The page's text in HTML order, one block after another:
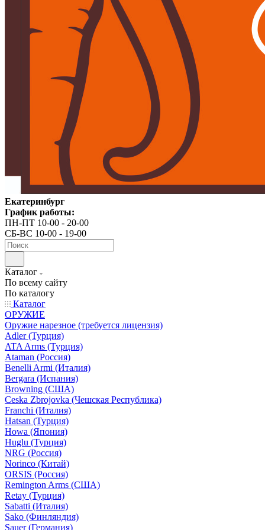
Екатеринбург
График работы:
ПН-ПТ 10-00 - 20-00
СБ-ВС 10-00 - 19-00
Каталог
По всему сайту
По каталогу
Каталог
ОРУЖИЕ
Оружие нарезное (требуется лицензия)
Adler (Турция)
ATA Arms (Турция)
Ataman (Россия)
Benelli Armi (Италия)
Bergara (Испания)
Browning (США)
Ceska Zbrojovka (Чешская Республика)
Franchi (Италия)
Hatsan (Турция)
Howa (Япония)
Huglu (Турция)
NRG (Россия)
Norinco (Китай)
ORSIS (Россия)
Remington Arms (США)
Retay (Турция)
Sabatti (Италия)
Sako (Финляндия)
Sauer (Германия)